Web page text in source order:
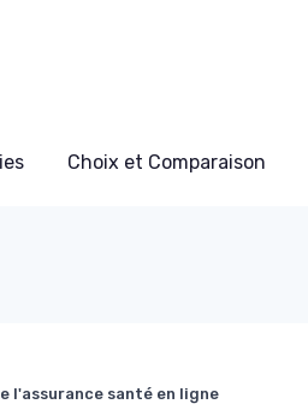
Choix et Comparaison
l'assurance santé en ligne